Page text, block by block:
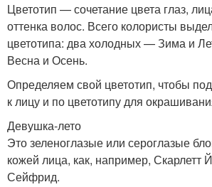
Цветотип — сочетание цвета глаз,
оттенка волос. Всего колористы
цветотипа: два холодных — Зима и
Весна и Осень.
Определяем свой цветотип, чтобы
к лицу и по цветотипу для
Девушка-лето
Это зеленоглазые или сероглазые
кожей лица, как, например, Скарлетт
Сейфрид.